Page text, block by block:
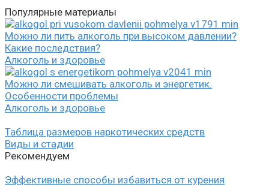
Популярные материалы
Можно ли пить алкоголь при высоком давлении?
Какие последствия?
Алкоголь и здоровье
Можно ли смешивать алкоголь и энергетик.
Особенности проблемы
Алкоголь и здоровье
Таблица размеров наркотических средств
Виды и стадии
Рекомендуем
Эффективные способы избавиться от курения